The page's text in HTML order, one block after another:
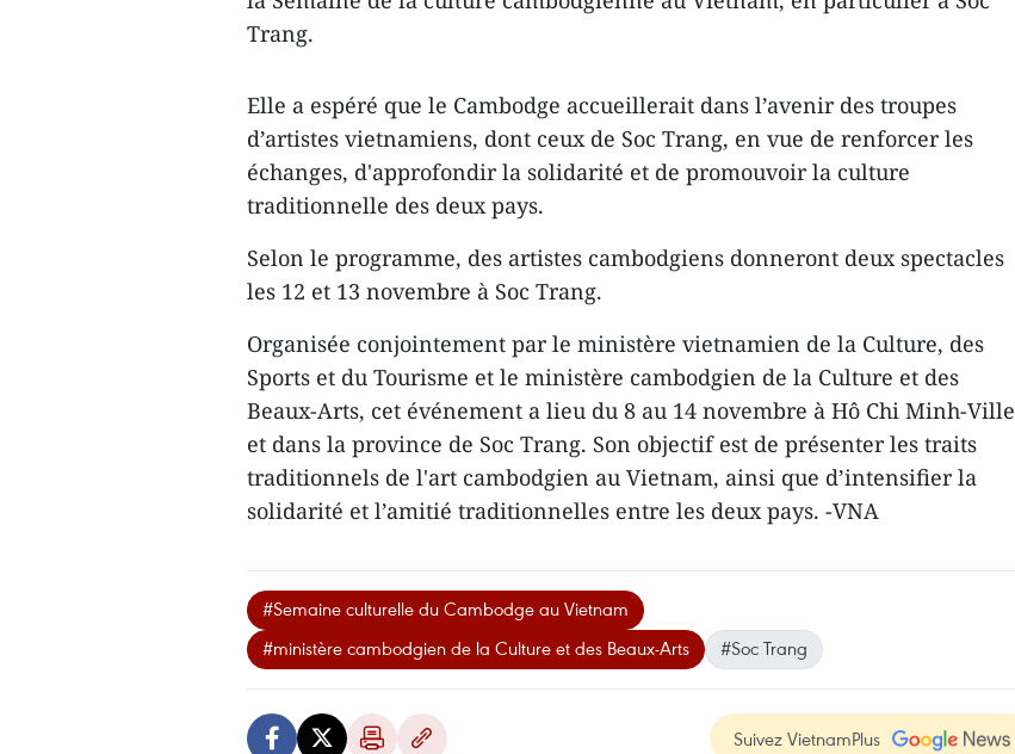
Trang.
Elle a espéré que le Cambodge accueillerait dans l’avenir des ​troupes
d’artistes vietnamiens, dont ceux de Soc Trang, en vue de renforcer les
échanges, ​d'approfondir la solidarité et de promouvoir la culture
traditionnelle des deux pays.
Selon le programme, des artistes cambodgiens donneront deux spectacles
les 12 et 13 novembre à Soc Trang.
Organisée conjointement par le ministère vietnamien de la Culture, ​d​es
Sports et du Tourisme et le ministère cambodgien de la Culture et des
Beaux-Arts, cet événement a lieu du 8 au 14 novembre à Hô Chi Minh-Ville
et dans la province de Soc Trang. Son objectif est de présenter les traits
traditionnels ​de l'art cambodgien au Vietnam, ainsi que d’intensifier la
solidarité et l’amitié traditionnelles entre les deux pays. -VNA
#Semaine culturelle du Cambodge au Vietnam
#ministère cambodgien de la Culture et des Beaux-Arts
#Soc Trang
Suivez VietnamPlus